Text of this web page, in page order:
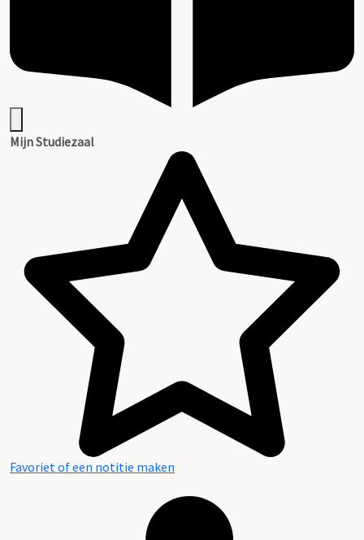
Mijn Studiezaal
Favoriet of een notitie maken